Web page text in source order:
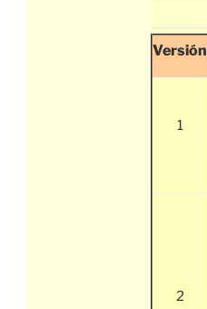
Versión
1
2